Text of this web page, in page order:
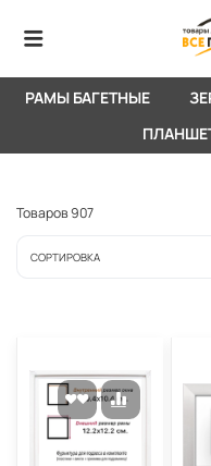
РАМЫ БАГЕТНЫЕ
Товаров907
СОРТИРОВКА